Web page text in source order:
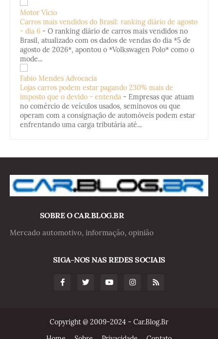
Motor Vício
Carros mais vendidos do Brasil: ranking diário de agosto
- dia 6 - O ranking diário de carros mais vendidos no
Brasil, atualizado com os dados de vendas do dia *5 de
agosto de 2026*, apontou o *Volkswagen Polo* como o
mode...
Fabio Mendes Advocacia
Lojas carros podem estar pagando 230% mais de
imposto que o devido - entenda - Empresas que atuam
no comércio de veículos usados, seminovos ou que
operam com a consignação de automóveis podem estar
enfrentando uma carga tributária até...
SOBRE O CAR.BLOG.BR
Mercado automotivo, informação, opinião
SIGA-NOS NAS REDES SOCIAIS
Copyright @ 2009-2024 - Car.Blog.Br